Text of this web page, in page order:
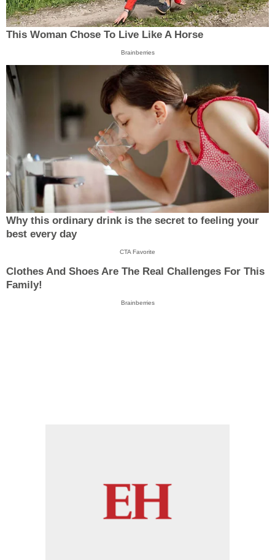
This Woman Chose To Live Like A Horse
Brainberries
Why this ordinary drink is the secret to feeling your
best every day
CTA Favorite
Clothes And Shoes Are The Real Challenges For This
Family!
Brainberries